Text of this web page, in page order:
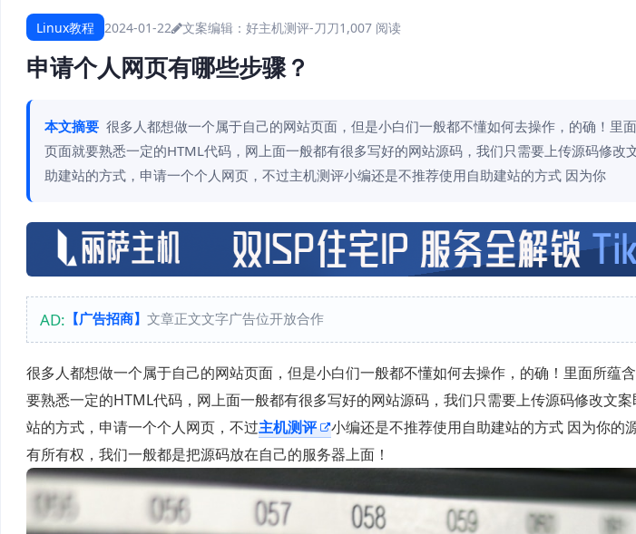
Linux教程 2024-01-22 文案编辑：好主机测评-刀刀1,007 阅读
申请个人网页有哪些步骤？
本文摘要 很多人都想做一个属于自己的网站页面，但是小白们一般都不懂如何去操作，的确！里
页面就要熟悉一定的HTML代码，网上面一般都有很多写好的网站源码，我们只需要上传源码修改
助建站的方式，申请一个个人网页，不过主机测评小编还是不推荐使用自助建站的方式 因为你
AD: 【广告招商】 文章正文文字广告位开放合作
很多人都想做一个属于自己的网站页面，但是小白们一般都不懂如何去操作，的确！里面所蕴
要熟悉一定的HTML代码，网上面一般都有很多写好的网站源码，我们只需要上传源码修改文
站的方式，申请一个个人网页，不过主机测评
小编还是不推荐使用自助建站的方式 因为你的
有所有权，我们一般都是把源码放在自己的服务器上面！